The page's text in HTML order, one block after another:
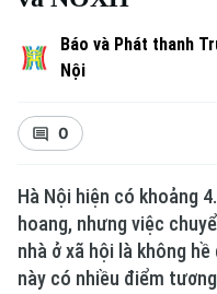
Xu hướng
Báo và Phát thanh
Nội
0
Hà Nội hiện có khoảng
hoang, nhưng việc
nhà ở xã hội là không
này có nhiều điểm